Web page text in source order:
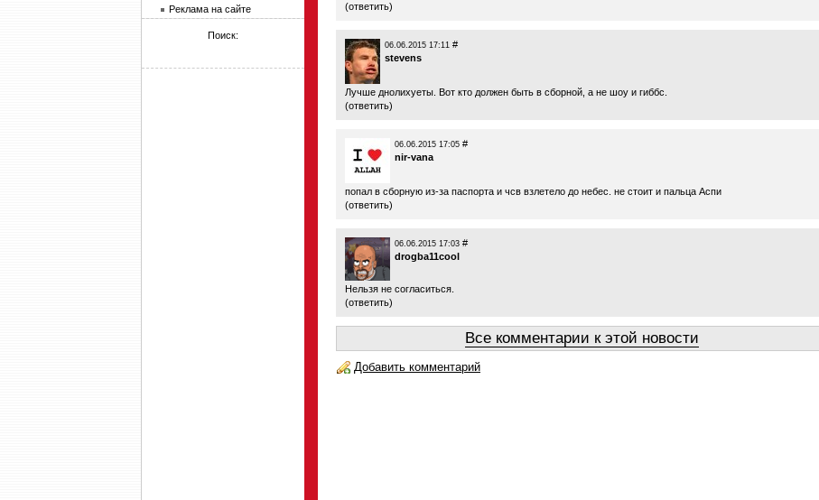
(ответить)
06.06.2015 17:11 #
stevens
Лучше днолихуеты. Вот кто должен быть в сборной, а не шоу и гиббс.
(ответить)
06.06.2015 17:05 #
nir-vana
попал в сборную из-за паспорта и чсв взлетело до небес. не стоит и пальца Аспи
(ответить)
06.06.2015 17:03 #
drogba11cool
Нельзя не согласиться.
(ответить)
Все комментарии к этой новости
Добавить комментарий
Реклама на сайте
Поиск: